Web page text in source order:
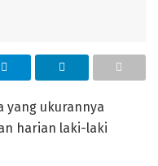
yang ukurannya
harian laki-laki